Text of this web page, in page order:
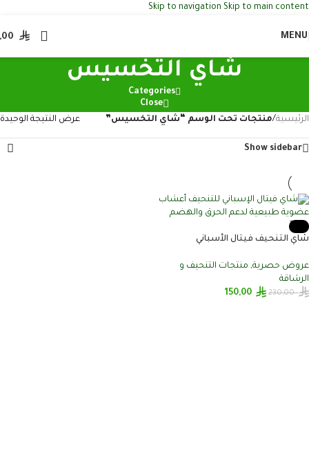
Skip to navigation Skip to main content
MENU
شاي التخسيس
Categories
Close
الرئيسية/منتجات تحت الوسم “شاي التخسيس” عرض النتيجة الوحيدة
Show sidebar
-35%
شاي التنحيف فيتال الأسباني
عروض حصرية, منتجات التنحيف و
الرشاقة
230,00
150,00